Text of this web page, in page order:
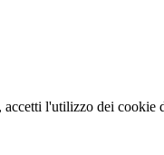
l'utilizzo dei cookie